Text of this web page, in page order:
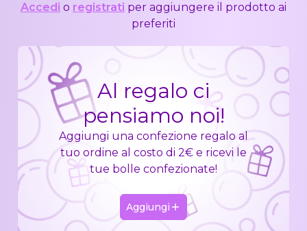
Accedi o registrati per aggiungere il prodotto ai
preferiti
Al regalo ci
pensiamo noi!
Aggiungi una confezione regalo al
tuo ordine al costo di 2€ e ricevi le
tue bolle confezionate!
Aggiungi